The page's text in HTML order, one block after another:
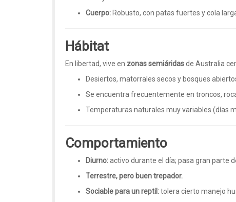
Cuerpo: Robusto, con patas fuertes y cola
Hábitat
En libertad, vive en zonas semiáridasde Australia
Desiertos, matorrales secos y bosques
Se encuentra frecuentemente en troncos,
Temperaturas naturales muy variables (días
Comportamiento
Diurno:activo durante el día; pasa gran parte
Terrestre, pero buen trepador.
Sociable para un reptil:tolera cierto manejo